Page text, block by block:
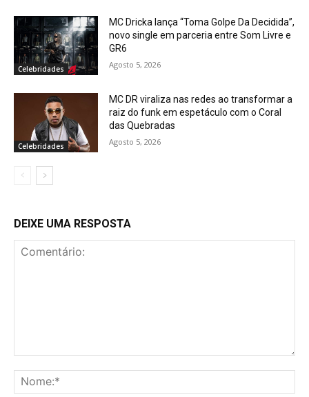
Celebridades
MC Dricka lança “Toma Golpe Da Decidida”,
novo single em parceria entre Som Livre e
GR6
Agosto 5, 2026
Celebridades
MC DR viraliza nas redes ao transformar a
raiz do funk em espetáculo com o Coral
das Quebradas
Agosto 5, 2026
DEIXE UMA RESPOSTA